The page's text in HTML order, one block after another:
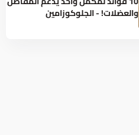
والعضلات! - الجلوكوزامين